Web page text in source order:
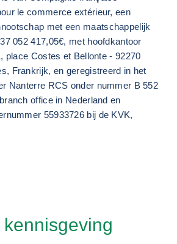
le commerce extérieur, een
met een maatschappelijk
052 417,05€, met hoofdkantoor
place Costes et Bellonte - 92270
Frankrijk, en geregistreerd in het
Nanterre RCS onder nummer B 552
office in Nederland en
55933726 bij de KVK,